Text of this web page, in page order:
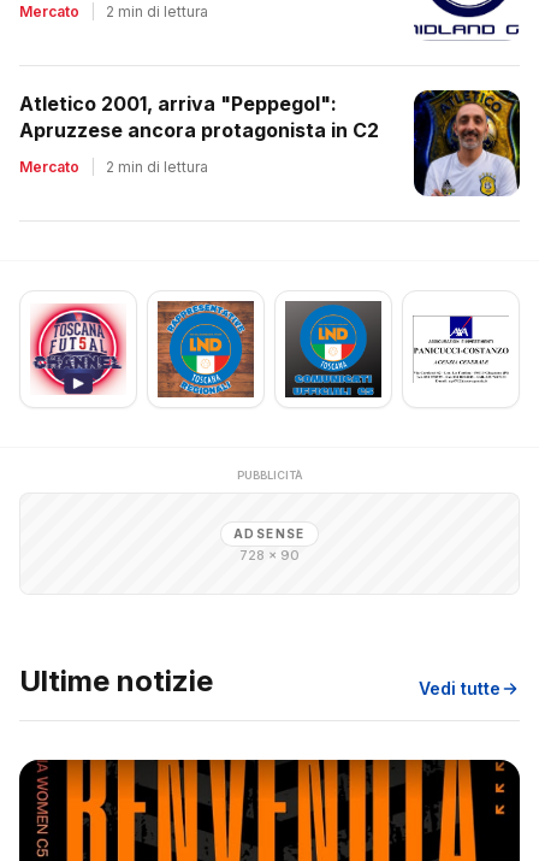
Mercato 2 min di lettura
Atletico 2001, arriva "Peppegol":
Apruzzese ancora protagonista in C2
Mercato 2 min di lettura
PUBBLICITÀ
ADSENSE
728 × 90
Ultime notizie Vedi tutte